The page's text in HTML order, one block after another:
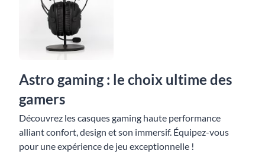
Astro gaming : le choix ultime des
gamers
Découvrez les casques gaming haute performance
alliant confort, design et son immersif. Équipez-vous
pour une expérience de jeu exceptionnelle !